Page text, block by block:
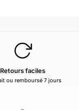
Retours faciles
ou remboursé 7 jours